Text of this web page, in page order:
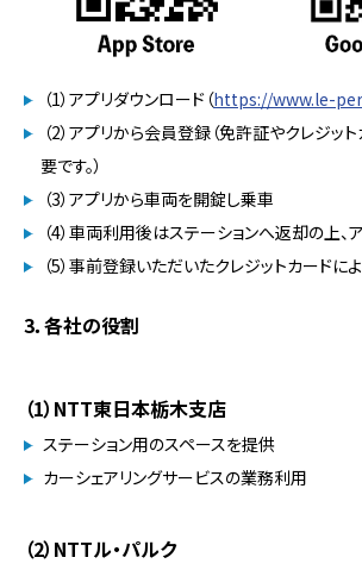
（1）アプリダウンロード（https://www.le-
（2）アプリから会員登録（免許証やクレジッ
要です。）
（3）アプリから車両を開錠し乗車
（4）車両利用後はステーションへ返却の上
（5）事前登録いただいたクレジットカードに
3．各社の役割
（1）NTT東日本栃木支店
ステーション用のスペースを提供
カーシェアリングサービスの業務利用
（2）NTTル・パルク